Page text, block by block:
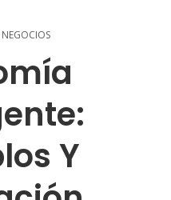
NEGOCIOS
Y